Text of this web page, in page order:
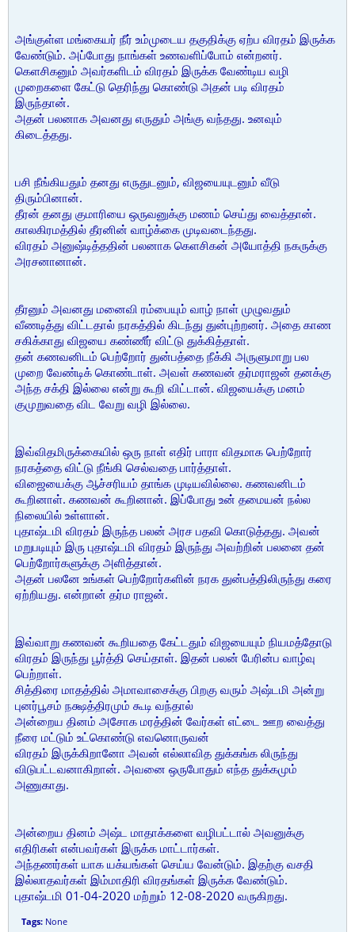
அங்குள்ள மங்கையர் நீர் உம்முடைய தகுதிக்கு ஏற்ப விரதம் இருக்க
வேண்டும். அப்போது நாங்கள் உணவளிப்போம் என்றனர்.
கெளசிகனும் அவர்களிடம் விரதம் இருக்க வேண்டிய வழி
முறைகளை கேட்டு தெரிந்து கொண்டு அதன் படி விரதம்
இருந்தான்.
அதன் பலனாக அவனது எருதும் அங்கு வந்தது. உனவும்
கிடைத்தது.
பசி நீங்கியதும் தனது எருதுடனும், விஜயையுடனும் வீடு
திரும்பினான்.
தீரன் தனது குமாரியை ஒருவனுக்கு மணம் செய்து வைத்தான்.
காலகிரமத்தில் தீரனின் வாழ்க்கை முடிவடைந்தது.
விரதம் அனுஷ்டித்ததின் பலனாக கெளசிகன் அயோத்தி நகருக்கு
அரசனானான்.
தீரனும் அவனது மனைவி ரம்பையும் வாழ் நாள் முழுவதும்
வீணடித்து விட்டதால் நரகத்தில் கிடந்து துன்புற்றனர். அதை காண
சகிக்காது விஜயை கண்ணீர் விட்டு துக்கித்தாள்.
தன் கணவனிடம் பெற்றோர் துன்பத்தை நீக்கி அருளுமாறு பல
முறை வேண்டிக் கொண்டாள். அவள் கணவன் தர்மராஜன் தனக்கு
அந்த சக்தி இல்லை என்று கூறி விட்டான். விஜயைக்கு மனம்
குமுறுவதை விட வேறு வழி இல்லை.
இவ்விதமிருக்கையில் ஒரு நாள் எதிர் பாரா விதமாக பெற்றோர்
நரகத்தை விட்டு நீங்கி செல்வதை பார்த்தாள்.
விஜையைக்கு ஆச்சரியம் தாங்க முடியவில்லை. கணவனிடம்
கூறினாள். கணவன் கூறினான். இப்போது உன் தமையன் நல்ல
நிலையில் உள்ளான்.
புதாஷ்டமி விரதம் இருந்த பலன் அரச பதவி கொடுத்தது. அவன்
மறுபடியும் இரு புதாஷ்டமி விரதம் இருந்து அவற்றின் பலனை தன்
பெற்றோர்களுக்கு அளித்தான்.
அதன் பலனே உங்கள் பெற்றோர்களின் நரக துன்பத்திலிருந்து கரை
ஏற்றியது. என்றான் தர்ம ராஜன்.
இவ்வாறு கணவன் கூறியதை கேட்டதும் விஜயையும் நியமத்தோடு
விரதம் இருந்து பூர்த்தி செய்தாள். இதன் பலன் பேரின்ப வாழ்வு
பெற்றாள்.
சித்திரை மாதத்தில் அமாவாசைக்கு பிறகு வரும் அஷ்டமி அன்று
புனர்பூசம் நக்ஷத்திரமும் கூடி வந்தால்
அன்றைய தினம் அசோக மரத்தின் வேர்கள் எட்டை ஊற வைத்து
நீரை மட்டும் உட்கொண்டு எவனொருவன்
விரதம் இருக்கிறானோ அவன் எல்லாவித துக்கங்க லிருந்து
விடுபட்டவனாகிறான். அவனை ஒருபோதும் எந்த துக்கமும்
அணுகாது.
அன்றைய தினம் அஷ்ட மாதாக்களை வழிபட்டால் அவனுக்கு
எதிரிகள் என்பவர்கள் இருக்க மாட்டார்கள்.
அந்தணர்கள் யாக யக்யங்கள் செய்ய வேன்டும். இதற்கு வசதி
இல்லாதவர்கள் இம்மாதிரி விரதங்கள் இருக்க வேண்டும்.
புதாஷ்டமி 01-04-2020 மற்றும் 12-08-2020 வருகிறது.
Tags: None